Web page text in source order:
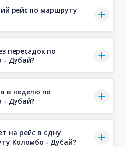
рейс по маршруту
пересадок по
- Дубай?
в неделю по
- Дубай?
на рейс в одну
Коломбо - Дубай?